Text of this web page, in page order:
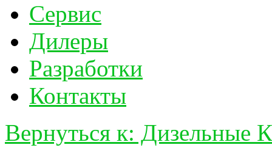
Сервис
Дилеры
Разработки
Контакты
Вернуться к: Дизельные